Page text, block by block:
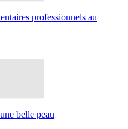
professionnels au
belle peau